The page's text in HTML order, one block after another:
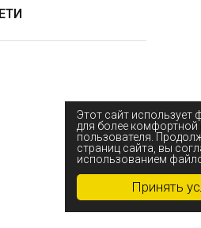
Принять
Этот сайт использует
для более комфортной
пользователя.
страниц сайта, вы
использованием